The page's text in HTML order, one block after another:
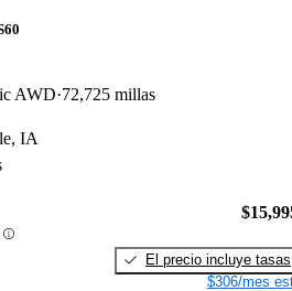
AWD 72,725 millas
IA
El precio incluye tasas
$306/mes